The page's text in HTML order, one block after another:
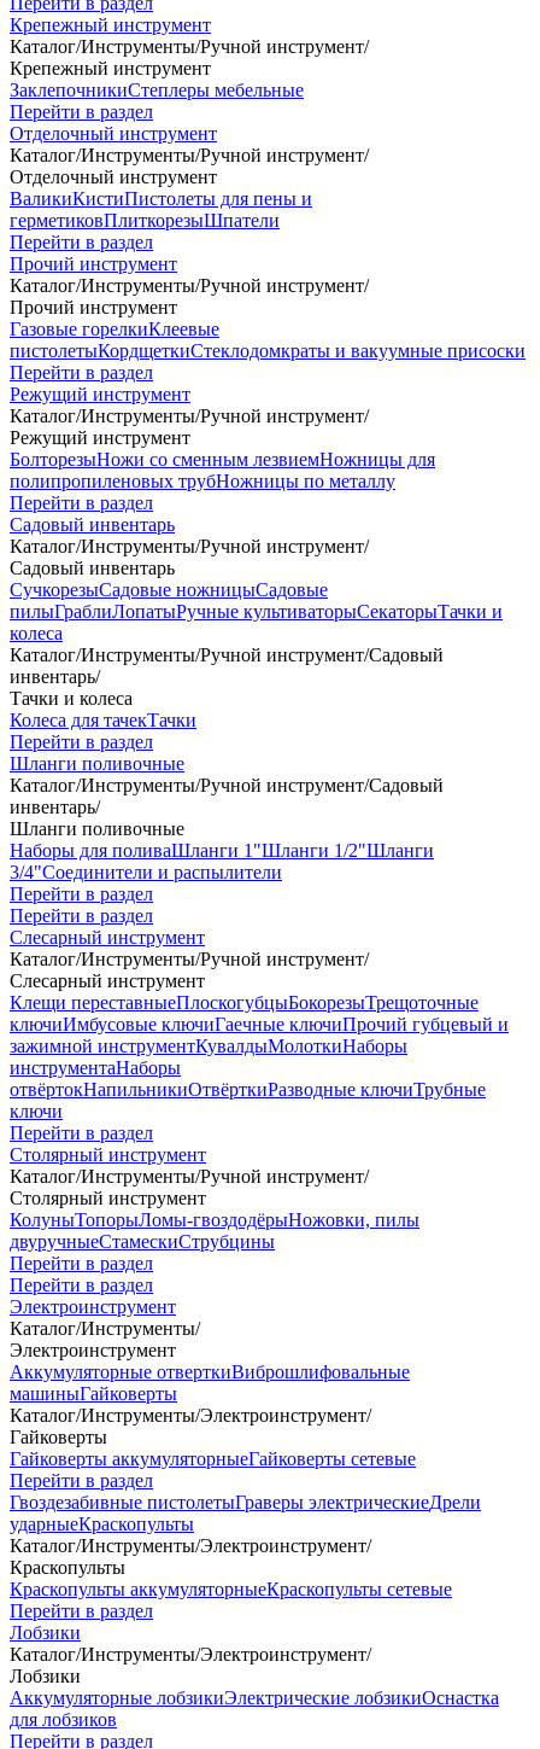
Крепежный инструмент
Каталог/Инструменты/Ручной инструмент/
Крепежный инструмент
ЗаклепочникиСтеплеры мебельные
Перейти в раздел
Отделочный инструмент
Каталог/Инструменты/Ручной инструмент/
Отделочный инструмент
ВаликиКистиПистолеты для пены и
герметиковПлиткорезыШпатели
Перейти в раздел
Прочий инструмент
Каталог/Инструменты/Ручной инструмент/
Прочий инструмент
Газовые горелкиКлеевые
пистолетыКордщеткиСтеклодомкраты и вакуумные присоски
Перейти в раздел
Режущий инструмент
Каталог/Инструменты/Ручной инструмент/
Режущий инструмент
БолторезыНожи со сменным лезвиемНожницы для
полипропиленовых трубНожницы по металлу
Перейти в раздел
Садовый инвентарь
Каталог/Инструменты/Ручной инструмент/
Садовый инвентарь
СучкорезыСадовые ножницыСадовые
пилыГраблиЛопатыРучные культиваторыСекаторыТачки и
колеса
Каталог/Инструменты/Ручной инструмент/Садовый
инвентарь/
Тачки и колеса
Колеса для тачекТачки
Перейти в раздел
Шланги поливочные
Каталог/Инструменты/Ручной инструмент/Садовый
инвентарь/
Шланги поливочные
Наборы для поливаШланги 1"Шланги 1/2"Шланги
3/4"Соединители и распылители
Перейти в раздел
Перейти в раздел
Слесарный инструмент
Каталог/Инструменты/Ручной инструмент/
Слесарный инструмент
Клещи переставныеПлоскогубцыБокорезыТрещоточные
ключиИмбусовые ключиГаечные ключиПрочий губцевый и
зажимной инструментКувалдыМолоткиНаборы
инструментаНаборы
отвёртокНапильникиОтвёрткиРазводные ключиТрубные
ключи
Перейти в раздел
Столярный инструмент
Каталог/Инструменты/Ручной инструмент/
Столярный инструмент
КолуныТопорыЛомы-гвоздодёрыНожовки, пилы
двуручныеСтамескиСтрубцины
Перейти в раздел
Перейти в раздел
Электроинструмент
Каталог/Инструменты/
Электроинструмент
Аккумуляторные отверткиВиброшлифовальные
машиныГайковерты
Каталог/Инструменты/Электроинструмент/
Гайковерты
Гайковерты аккумуляторныеГайковерты сетевые
Перейти в раздел
Гвоздезабивные пистолетыГраверы электрическиеДрели
ударныеКраскопульты
Каталог/Инструменты/Электроинструмент/
Краскопульты
Краскопульты аккумуляторныеКраскопульты сетевые
Перейти в раздел
Лобзики
Каталог/Инструменты/Электроинструмент/
Лобзики
Аккумуляторные лобзикиЭлектрические лобзикиОснастка
для лобзиков
Перейти в раздел